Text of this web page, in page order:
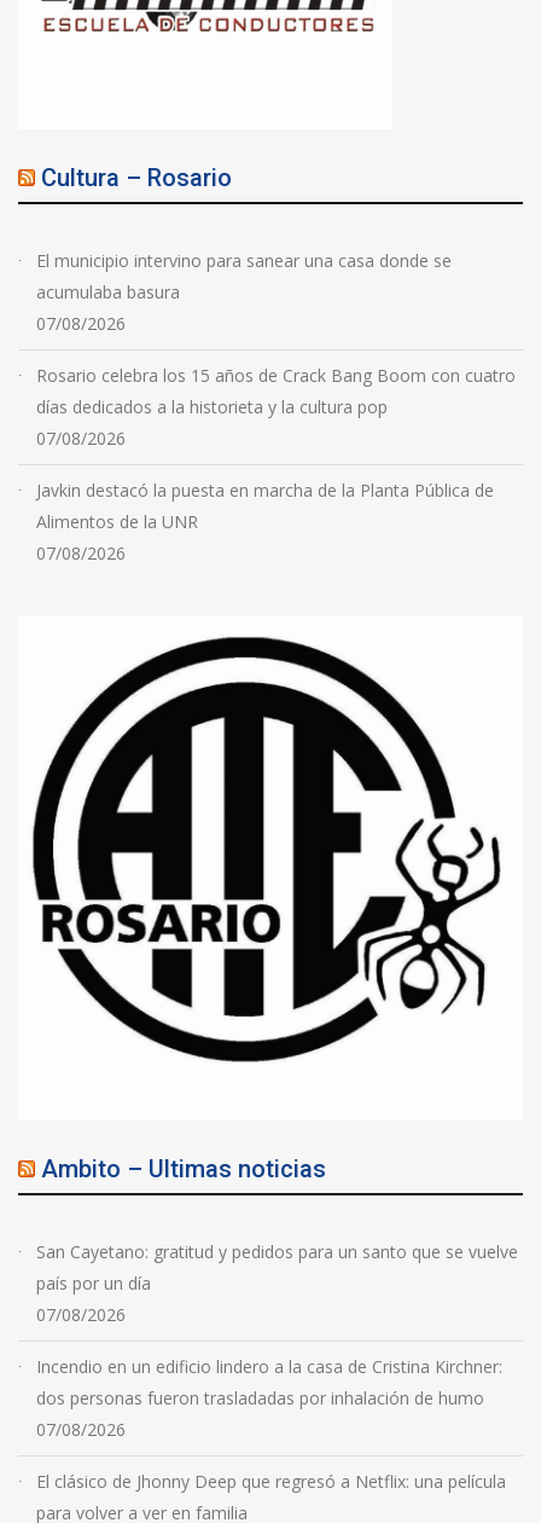
Cultura – Rosario
El municipio intervino para sanear una casa donde se
acumulaba basura
07/08/2026
Rosario celebra los 15 años de Crack Bang Boom con cuatro
días dedicados a la historieta y la cultura pop
07/08/2026
Javkin destacó la puesta en marcha de la Planta Pública de
Alimentos de la UNR
07/08/2026
Ambito – Ultimas noticias
San Cayetano: gratitud y pedidos para un santo que se vuelve
país por un día
07/08/2026
Incendio en un edificio lindero a la casa de Cristina Kirchner:
dos personas fueron trasladadas por inhalación de humo
07/08/2026
El clásico de Jhonny Deep que regresó a Netflix: una película
para volver a ver en familia